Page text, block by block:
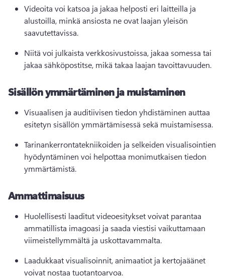
Videoita voi katsoa ja jakaa helposti eri laitteilla ja
alustoilla, minkä ansiosta ne ovat laajan yleisön
saavutettavissa.
Niitä voi julkaista verkkosivustoissa, jakaa somessa tai
jakaa sähköpostitse, mikä takaa laajan tavoittavuuden.
Sisällön ymmärtäminen ja muistaminen
Visuaalisen ja auditiivisen tiedon yhdistäminen auttaa
esitetyn sisällön ymmärtämisessä sekä muistamisessa.
Tarinankerrontatekniikoiden ja selkeiden visualisointien
hyödyntäminen voi helpottaa monimutkaisen tiedon
ymmärtämistä.
Ammattimaisuus
Huolellisesti laaditut videoesitykset voivat parantaa
ammatillista imagoasi ja saada viestisi vaikuttamaan
viimeistellymmältä ja uskottavammalta.
Laadukkaat visualisoinnit, animaatiot ja kertojaäänet
voivat nostaa tuotantoarvoa.